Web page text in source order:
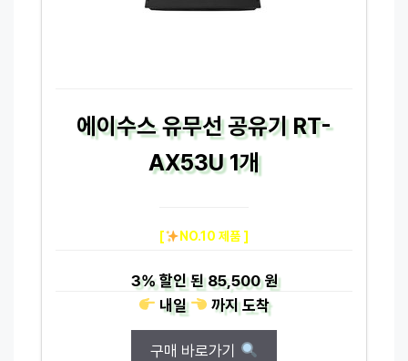
에이수스 유무선 공유기 RT-
AX53U 1개
[ NO.10 제품 ]
3%할인 된85,500 원
내일
까지도착
구매 바로가기